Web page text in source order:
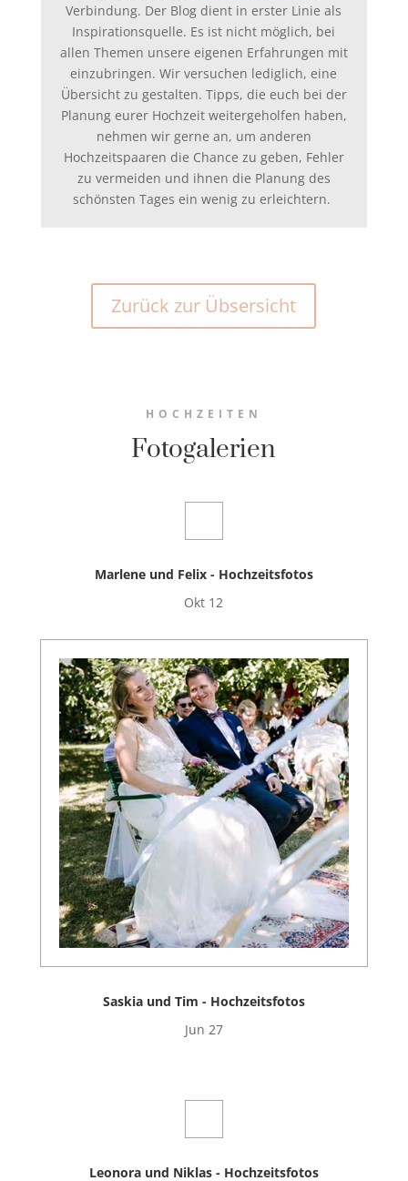
Verbindung. Der Blog dient in erster Linie als
Inspirationsquelle. Es ist nicht möglich, bei
allen Themen unsere eigenen Erfahrungen mit
einzubringen. Wir versuchen lediglich, eine
Übersicht zu gestalten. Tipps, die euch bei der
Planung eurer Hochzeit weitergeholfen haben,
nehmen wir gerne an, um anderen
Hochzeitspaaren die Chance zu geben, Fehler
zu vermeiden und ihnen die Planung des
schönsten Tages ein wenig zu erleichtern.
Zurück zur Übsersicht
HOCHZEITEN
Fotogalerien
Marlene und Felix - Hochzeitsfotos
Okt 12
Saskia und Tim - Hochzeitsfotos
Jun 27
Leonora und Niklas - Hochzeitsfotos